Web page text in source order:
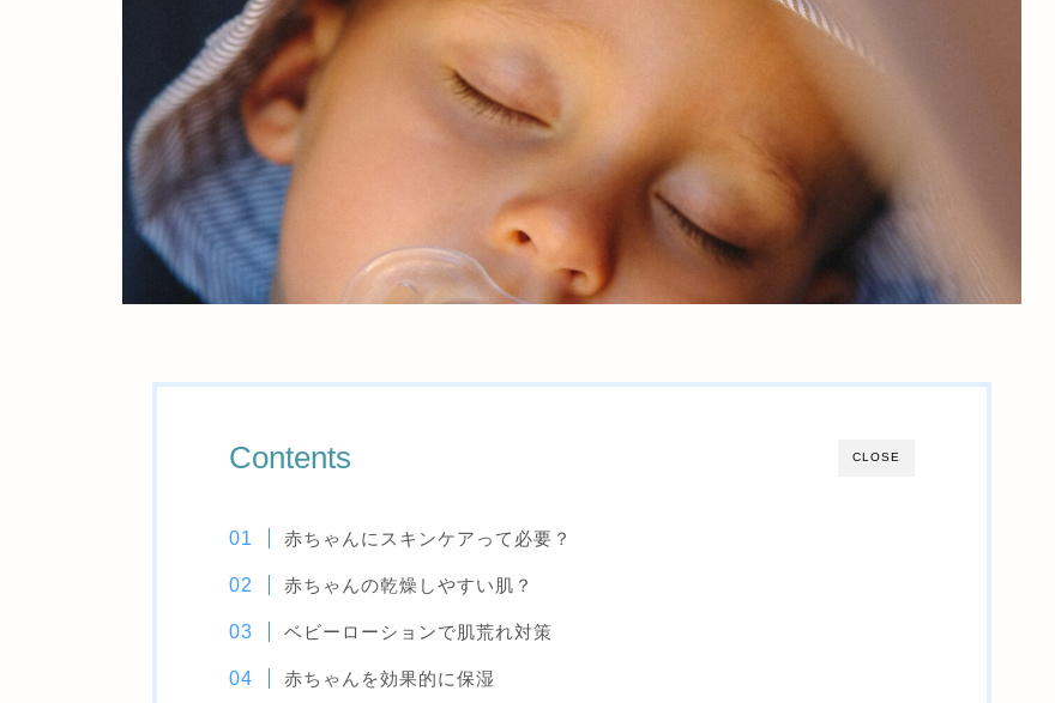
CLOSE
Contents
赤ちゃんにスキンケアって必要？
赤ちゃんの乾燥しやすい肌？
ベビーローションで肌荒れ対策
赤ちゃんを効果的に保湿